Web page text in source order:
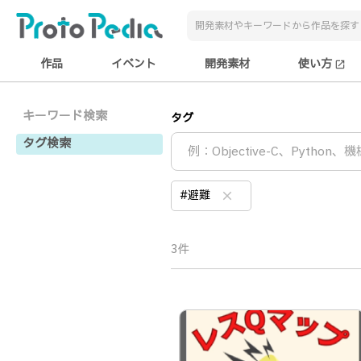
作品 イベント 開発素材 使い方 open_in_new
キーワード検索
タグ検索
タグ
#避難 clear
3件